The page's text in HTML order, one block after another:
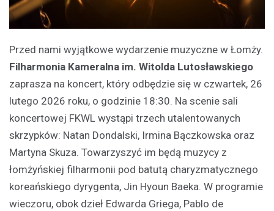
Przed nami wyjątkowe wydarzenie muzyczne w Łomży.
Filharmonia Kameralna im. Witolda Lutosławskiego
zaprasza na koncert, który odbędzie się w czwartek, 26
lutego 2026 roku, o godzinie 18:30. Na scenie sali
koncertowej FKWL wystąpi trzech utalentowanych
skrzypków: Natan Dondalski, Irmina Bączkowska oraz
Martyna Skuza. Towarzyszyć im będą muzycy z
łomżyńskiej filharmonii pod batutą charyzmatycznego
koreańskiego dyrygenta, Jin Hyoun Baeka. W programie
wieczoru, obok dzieł Edwarda Griega, Pablo de